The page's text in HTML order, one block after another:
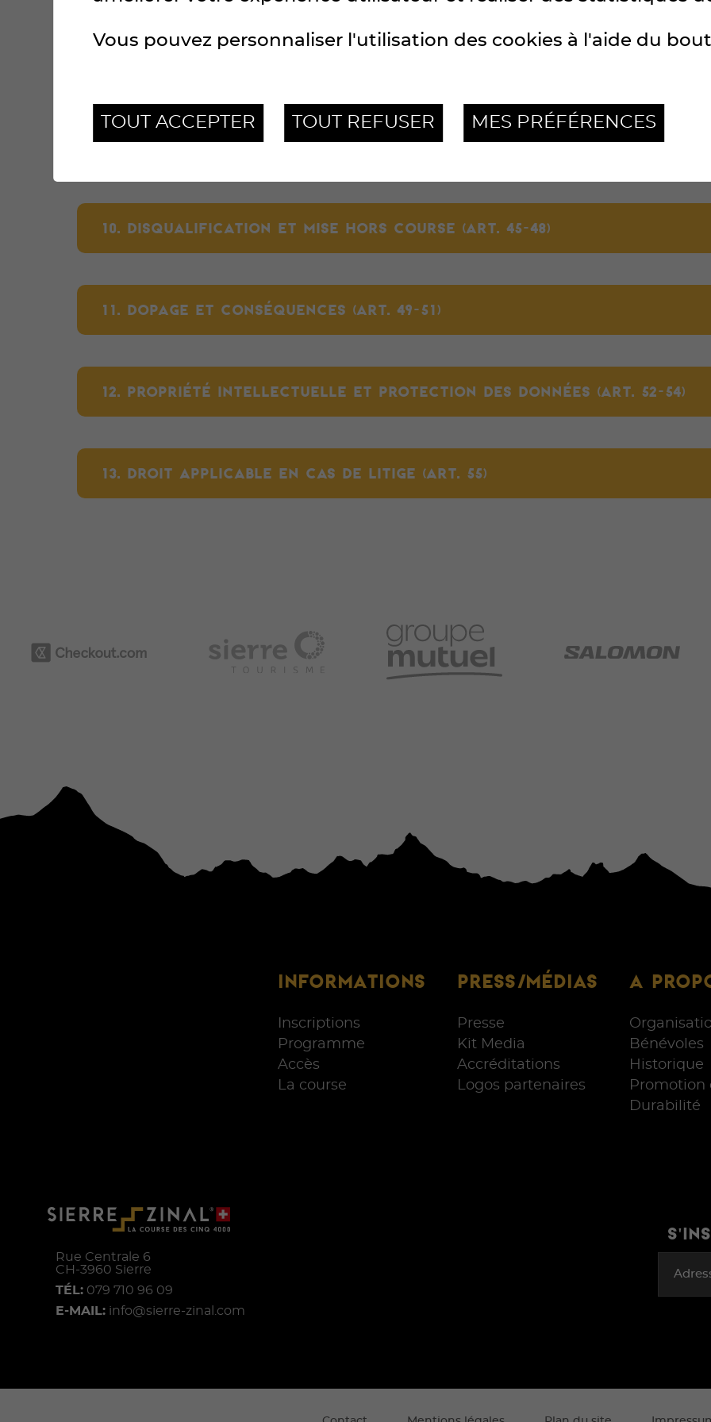
9. PRIMES (ART. 41-44)
10. DISQUALIFICATION ET MISE HORS COURSE (ART. 45-48)
11. DOPAGE ET CONSÉQUENCES (ART. 49-51)
12. PROPRIÉTÉ INTELLECTUELLE ET PROTECTION DES DONNÉES (ART. 52-54)
13. DROIT APPLICABLE EN CAS DE LITIGE (ART. 55)
INFORMATIONS
Inscriptions
Programme
Accès
La course
PRESS/MÉDIAS
Presse
Kit Media
Accréditations
Logos partenaires
A
Bénévoles
Historique
Promotion
Durabilité
Rue Centrale 6
CH-3960 Sierre
TÉL: 079 710 96 09
E-MAIL: info@sierre-zinal.com
Vous pouvez personnaliser l'utilisation des cookies à l'aide du
TOUT ACCEPTER TOUT REFUSER MES PRÉFÉRENCES